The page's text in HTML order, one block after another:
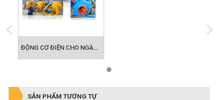
ĐỘNG CƠ ĐIỆN CHO NGÀNH QUẠT CÔNG NGHIỆP
SẢN PHẨM TƯƠNG TỰ